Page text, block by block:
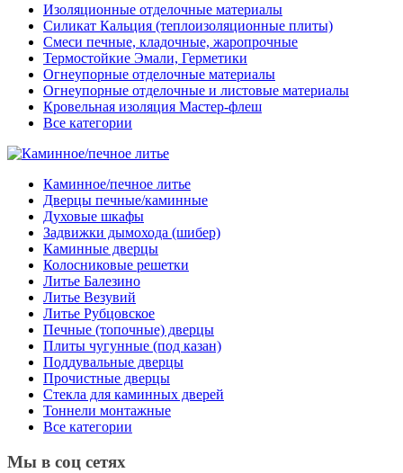
Изоляционные отделочные материалы
Силикат Кальция (теплоизоляционные плиты)
Смеси печные, кладочные, жаропрочные
Термостойкие Эмали, Герметики
Огнеупорные отделочные материалы
Огнеупорные отделочные и листовые материалы
Кровельная изоляция Мастер-флеш
Все категории
Каминное/печное литье
Дверцы печные/каминные
Духовые шкафы
Задвижки дымохода (шибер)
Каминные дверцы
Колосниковые решетки
Литье Балезино
Литье Везувий
Литье Рубцовское
Печные (топочные) дверцы
Плиты чугунные (под казан)
Поддувальные дверцы
Прочистные дверцы
Стекла для каминных дверей
Тоннели монтажные
Все категории
Мы в соц сетях